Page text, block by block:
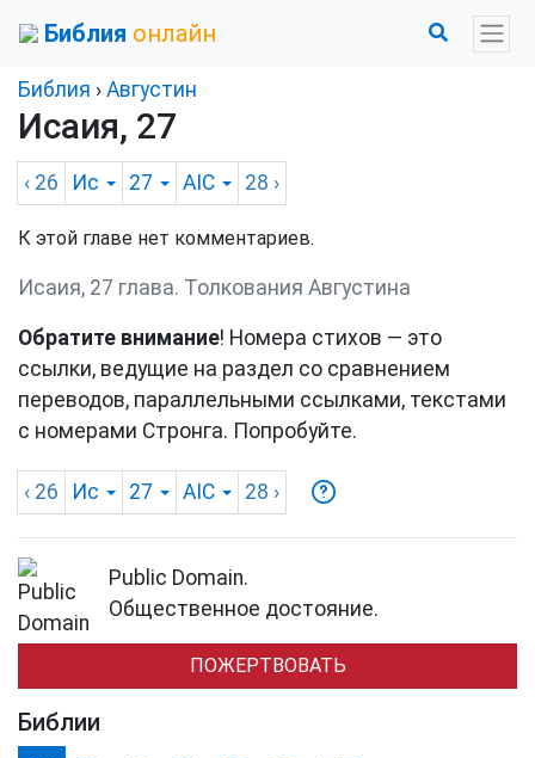
Библия онлайн
Библия › Августин
Исаия, 27
‹ 26 Ис 27 AIC 28 ›
К этой главе нет комментариев.
Исаия, 27 глава. Толкования Августина
Обратите внимание! Номера стихов — это
ссылки, ведущие на раздел со сравнением
переводов, параллельными ссылками, текстами
с номерами Стронга. Попробуйте.
‹ 26 Ис 27 AIC 28 ›
Public Domain.
Общественное достояние.
ПОЖЕРТВОВАТЬ
Библии